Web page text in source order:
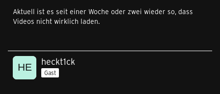
Aktuell ist es seit einer Woche oder zwei wieder so, dass
Videos nicht wirklich laden.
heckt1ck
Gast